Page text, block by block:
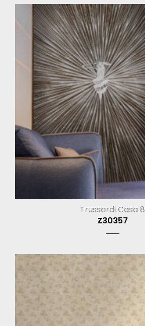
Trussardi Casa 8
Z30357